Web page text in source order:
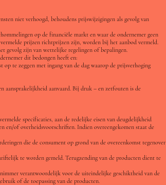
niet verhoogd, behoudens prijswijzigingen als gevolg van
op de financiële markt en waar de ondernemer geen
prijzen richtprijzen zijn, worden bij het aanbod vermeld.
gevolg zijn van wettelijke regelingen of bepalingen.
dit bedongen heeft en:
te zeggen met ingang van de dag waarop de prijsverhoging
aansprakelijkheid aanvaard. Bij druk – en zetfouten is de
specificaties, aan de redelijke eisen van deugdelijkheid
en/of overheidsvoorschriften. Indien overeengekomen staat de
die de consument op grond van de overeenkomst tegenover
te worden gemeld. Terugzending van de producten dient te
verantwoordelijk voor de uiteindelijke geschiktheid van de
of de toepassing van de producten.